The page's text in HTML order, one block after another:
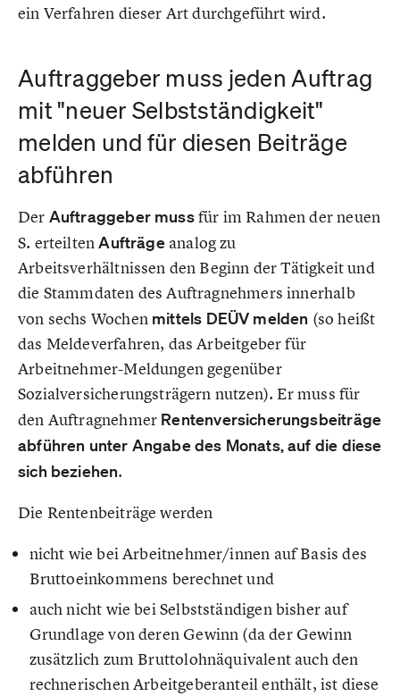
ein Verfahren dieser Art durchgeführt wird.
Auftraggeber muss jeden Auftrag
mit "neuer Selbstständigkeit"
melden und für diesen Beiträge
abführen
Der Auftraggeber mussfür im Rahmen der neuen
S. erteiltenAufträgeanalog zu
Arbeitsverhältnissen den Beginn der Tätigkeit und
die Stammdaten des Auftragnehmers innerhalb
von sechs Wochen mittels DEÜV melden (so heißt
das Meldeverfahren, das Arbeitgeber für
Arbeitnehmer-Meldungen gegenüber
Sozialversicherungsträgern nutzen). Er muss für
den Auftragnehmer Rentenversicherungsbeiträge
abführen unter Angabe des Monats, auf die diese
sich beziehen.
Die Rentenbeiträge werden
nicht wie bei Arbeitnehmer/innen auf Basis des
Bruttoeinkommens berechnet und
auch nicht wie bei Selbstständigen bisher auf
Grundlage von deren Gewinn (da der Gewinn
zusätzlich zum Bruttolohnäquivalent auch den
rechnerischen Arbeitgeberanteil enthält, ist diese